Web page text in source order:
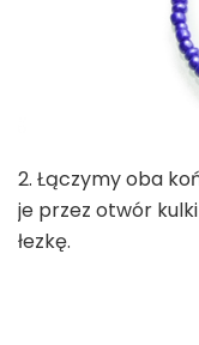
2. Łączymy oba
je przez otwór
łezkę.